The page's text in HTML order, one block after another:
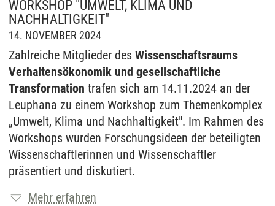
WORKSHOP "UMWELT, KLIMA UND
NACHHALTIGKEIT"
14. NOVEMBER 2024
Zahlreiche Mitglieder des Wissenschaftsraums
Verhaltensökonomik und gesellschaftliche
Transformation trafen sich am 14.11.2024 an der
Leuphana zu einem Workshop zum Themenkomplex
„Umwelt, Klima und Nachhaltigkeit". Im Rahmen des
Workshops wurden Forschungsideen der beteiligten
Wissenschaftlerinnen und Wissenschaftler
präsentiert und diskutiert.
Mehr erfahren